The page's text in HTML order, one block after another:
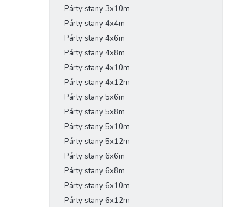
Párty stany 3x10m
Párty stany 4x4m
Párty stany 4x6m
Párty stany 4x8m
Párty stany 4x10m
Párty stany 4x12m
Párty stany 5x6m
Párty stany 5x8m
Párty stany 5x10m
Párty stany 5x12m
Párty stany 6x6m
Párty stany 6x8m
Párty stany 6x10m
Párty stany 6x12m